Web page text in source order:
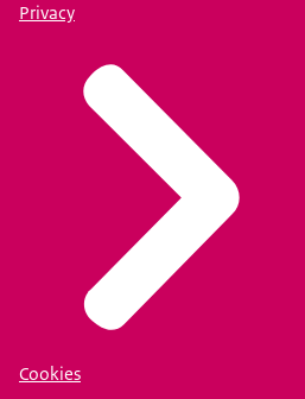
Privacy
Cookies